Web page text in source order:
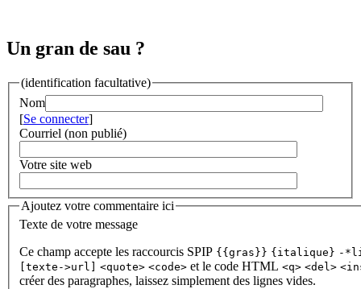
Un gran de sau ?
(identification facultative)
Nom
[Se connecter]
Courriel (non publié)
Votre site web
Ajoutez votre commentaire ici
Texte de votre message
Ce champ accepte les raccourcis SPIP {{gras}} {italique} -
[texte->url]
<quote> <code> et le code HTML <q> <del>
créer des paragraphes, laissez simplement des lignes vides.